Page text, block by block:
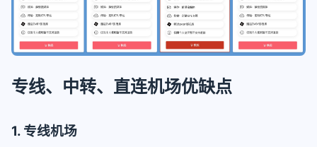
专线、中转、直连机场优缺点
1. 专线机场